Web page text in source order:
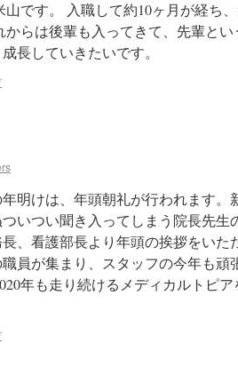
です。 入職して約10ヶ月が経ち
らは後輩も入ってきて、先輩とい
長していきたいです。
明けは、年頭朝礼が行われます。
いつい聞き入ってしまう院長先生
、看護部長より年頭の挨拶をいた
員が集まり、スタッフの今年も頑
年も走り続けるメディカルトピ